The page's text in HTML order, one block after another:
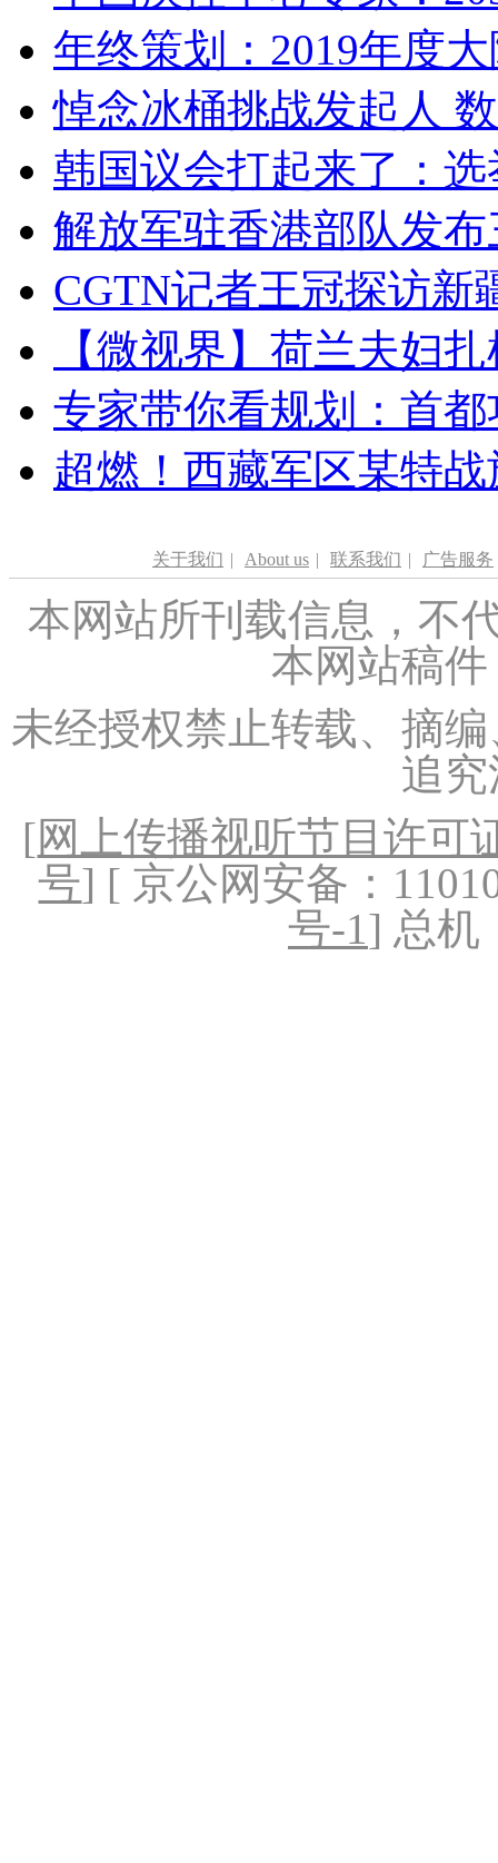
年终策划：2019年度
悼念冰桶挑战发起人
韩国议会打起来了：
解放军驻香港部队发
CGTN记者王冠探访新
【微视界】荷兰夫妇
专家带你看规划：首
超燃！西藏军区某特
关于我们 | About us | 联系我们 | 广告服务
本网站所刊载信息，不
本网站稿
未经授权禁止转载、摘
追
[网上传播视听节目许可
号] [ 京公网安备：
号-1] 总机